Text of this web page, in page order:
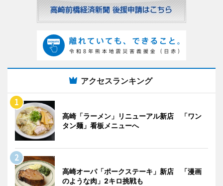
アクセスランキング
高崎「ラーメン」リニューアル新店 「ワン
タン麺」看板メニューへ
高崎オーパ「ポークステーキ」新店 「漫画
のような肉」2キロ挑戦も